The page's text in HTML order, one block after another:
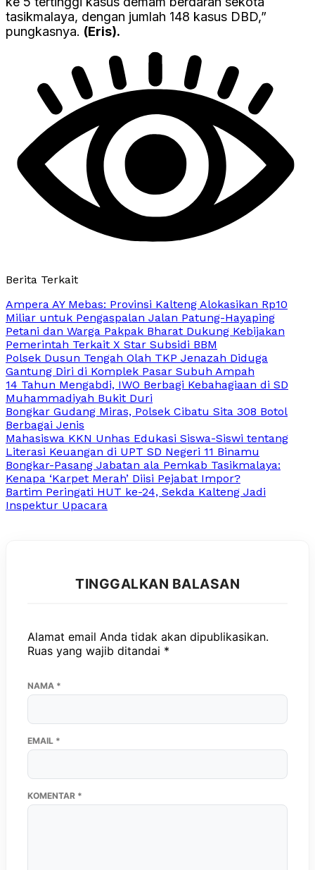
tasikmalaya, dengan jumlah 148 kasus DBD,”
pungkasnya. (Eris).
Berita Terkait
Ampera AY Mebas: Provinsi Kalteng Alokasikan Rp10
Miliar untuk Pengaspalan Jalan Patung-Hayaping
Petani dan Warga Pakpak Bharat Dukung Kebijakan
Pemerintah Terkait X Star Subsidi BBM
Polsek Dusun Tengah Olah TKP Jenazah Diduga
Gantung Diri di Komplek Pasar Subuh Ampah
14 Tahun Mengabdi, IWO Berbagi Kebahagiaan di SD
Muhammadiyah Bukit Duri
Bongkar Gudang Miras, Polsek Cibatu Sita 308 Botol
Berbagai Jenis
Mahasiswa KKN Unhas Edukasi Siswa-Siswi tentang
Literasi Keuangan di UPT SD Negeri 11 Binamu
Bongkar-Pasang Jabatan ala Pemkab Tasikmalaya:
Kenapa ‘Karpet Merah’ Diisi Pejabat Impor?
Bartim Peringati HUT ke-24, Sekda Kalteng Jadi
Inspektur Upacara
TINGGALKAN BALASAN
Alamat email Anda tidak akan dipublikasikan.
Ruas yang wajib ditandai *
KOMENTAR *
NAMA *
EMAIL *